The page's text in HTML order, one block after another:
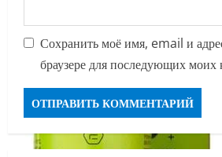
Сохранить моё имя, email и
браузере для последующих моих